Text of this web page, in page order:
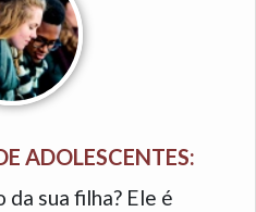
ADOLESCENTES:
sua filha? Ele é